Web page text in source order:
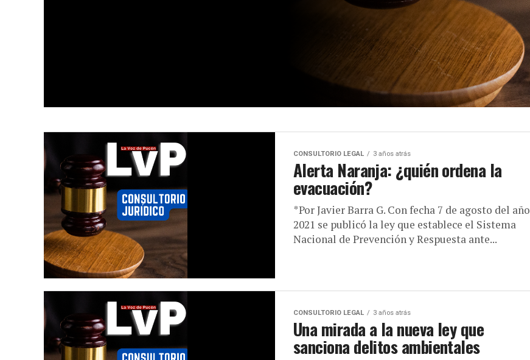
CONSULTORIO LEGAL 3 años atrás
Alerta Naranja: ¿quién ordena la
evacuación?
*Por Javier Barra G. Con fecha 7 de agosto del año
2021 se publicó la ley que establece el Sistema
Nacional de Prevención y Respuesta ante...
CONSULTORIO LEGAL 3 años atrás
Una mirada a la nueva ley que
sanciona delitos ambientales